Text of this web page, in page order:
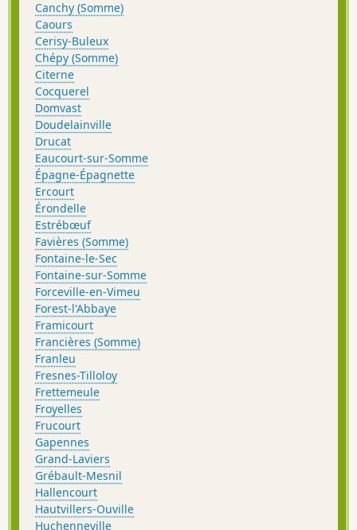
Canchy (Somme)
Caours
Cerisy-Buleux
Chépy (Somme)
Citerne
Cocquerel
Domvast
Doudelainville
Drucat
Eaucourt-sur-Somme
Épagne-Épagnette
Ercourt
Érondelle
Estrébœuf
Favières (Somme)
Fontaine-le-Sec
Fontaine-sur-Somme
Forceville-en-Vimeu
Forest-l'Abbaye
Framicourt
Francières (Somme)
Franleu
Fresnes-Tilloloy
Frettemeule
Froyelles
Frucourt
Gapennes
Grand-Laviers
Grébault-Mesnil
Hallencourt
Hautvillers-Ouville
Huchenneville